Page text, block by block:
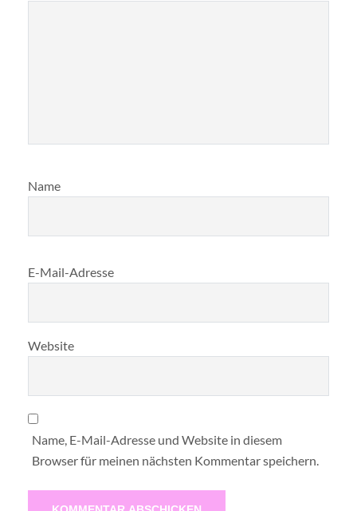
Name
E-Mail-Adresse
Website
Name, E-Mail-Adresse und Website in diesem
Browser für meinen nächsten Kommentar speichern.